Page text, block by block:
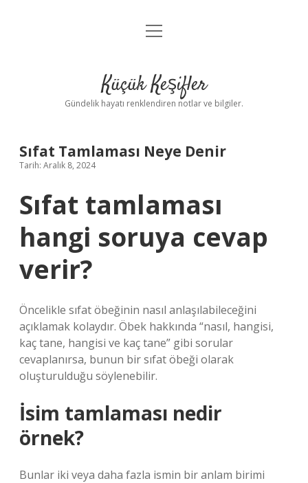
Anasayfa
Yasal Uyarı
menüyü
Küçük Keşifler
Gündelik hayatı renklendiren notlar ve bilgiler.
Sıfat Tamlaması Neye Denir
Tarih: Aralık 8, 2024
Sıfat tamlaması
hangi soruya cevap
verir?
Öncelikle sıfat öbeğinin nasıl anlaşılabileceğini
açıklamak kolaydır. Öbek hakkında “nasıl, hangisi,
kaç tane, hangisi ve kaç tane” gibi sorular
cevaplanırsa, bunun bir sıfat öbeği olarak
oluşturulduğu söylenebilir.
İsim tamlaması nedir
örnek?
Bunlar iki veya daha fazla ismin bir anlam birimi